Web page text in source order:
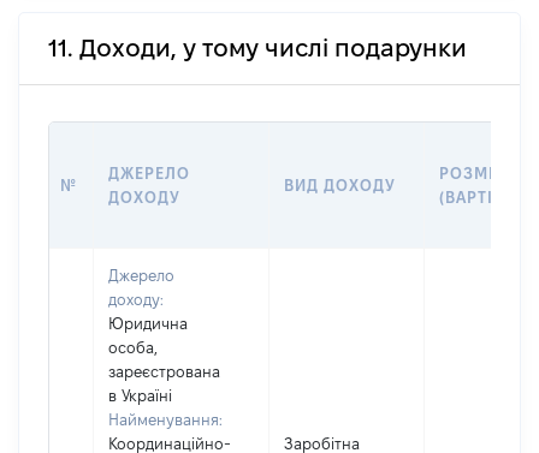
11. Доходи, у тому числі подарунки
№
ДЖЕРЕЛО
ДОХОДУ
ВИД ДОХОДУ
РОЗМІР
(ВАРТІСТЬ)
Джерело
доходу:
Юридична
особа,
зареєстрована
в Україні
Найменування:
Координаційно-
Заробітна